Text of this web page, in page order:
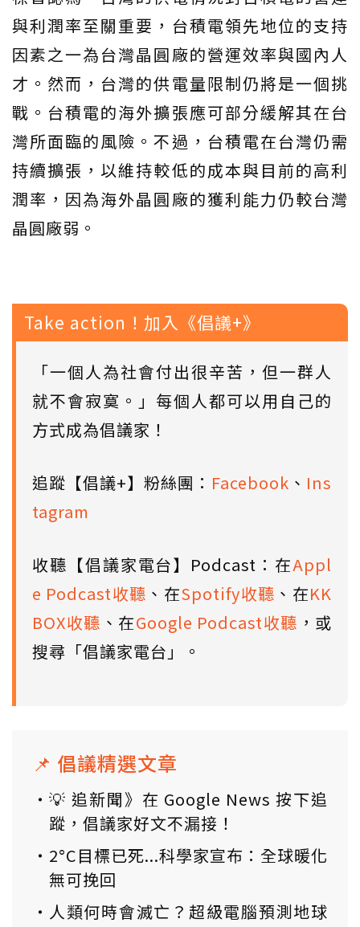
與利潤率至關重要，台積電領先地位的支持
因素之一為台灣晶圓廠的營運效率與國內人
才。然而，台灣的供電量限制仍將是一個挑
戰。台積電的海外擴張應可部分緩解其在台
灣所面臨的風險。不過，台積電在台灣仍需
持續擴張，以維持較低的成本與目前的高利
潤率，因為海外晶圓廠的獲利能力仍較台灣
晶圓廠弱。
Take action！加入《倡議+》
「一個人為社會付出很辛苦，但一群人
就不會寂寞。」每個人都可以用自己的
方式成為倡議家！
追蹤【倡議+】粉絲團： Facebook 、 Ins
tagram
收聽【倡議家電台】Podcast：在Appl
e Podcast收聽 、在Spotify收聽 、在KK
BOX收聽 、在Google Podcast收聽 ，或
搜尋「倡議家電台」。
📌 倡議精選文章
💡 追新聞》在 Google News 按下追
蹤，倡議家好文不漏接！
2°C目標已死...科學家宣布：全球暖化
無可挽回
人類何時會滅亡？超級電腦預測地球